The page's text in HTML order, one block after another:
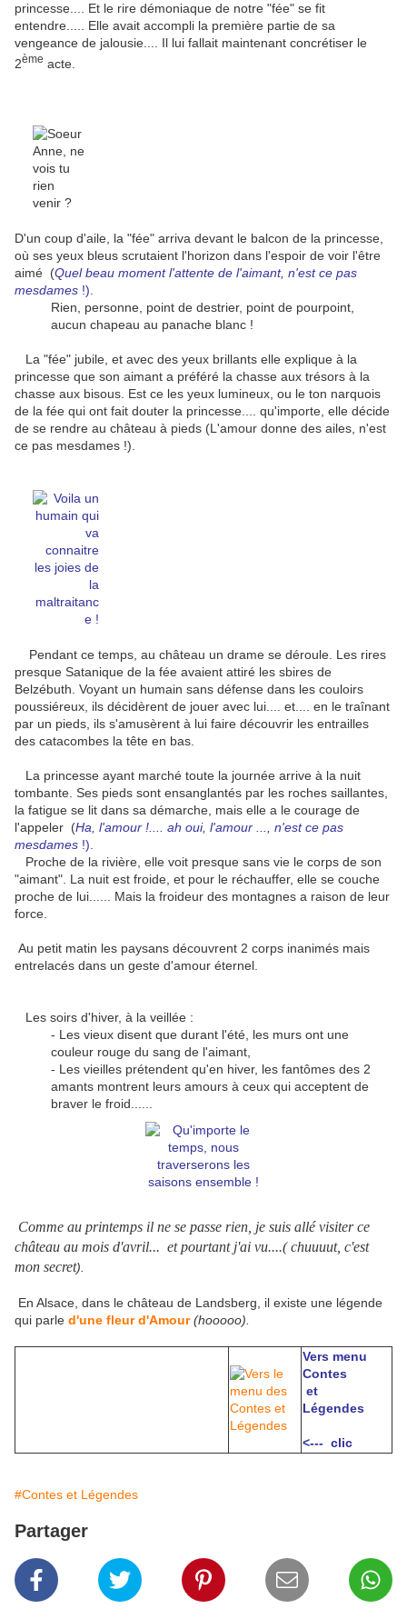
princesse.... Et le rire démoniaque de notre "fée" se fit
entendre..... Elle avait accompli la première partie de sa
vengeance de jalousie.... Il lui fallait maintenant concrétiser le
2ème acte.
D'un coup d'aile, la "fée" arriva devant le balcon de la princesse,
où ses yeux bleus scrutaient l'horizon dans l'espoir de voir l'être
aimé (Quel beau moment l'attente de l'aimant, n'est ce pas
mesdames !).
Rien, personne, point de destrier, point de pourpoint,
aucun chapeau au panache blanc !
La "fée" jubile, et avec des yeux brillants elle explique à la
princesse que son aimant a préféré la chasse aux trésors à la
chasse aux bisous. Est ce les yeux lumineux, ou le ton narquois
de la fée qui ont fait douter la princesse.... qu'importe, elle décide
de se rendre au château à pieds (L'amour donne des ailes, n'est
ce pas mesdames !).
Pendant ce temps, au château un drame se déroule. Les rires
presque Satanique de la fée avaient attiré les sbires de
Belzébuth. Voyant un humain sans défense dans les couloirs
poussiéreux, ils décidèrent de jouer avec lui.... et.... en le traînant
par un pieds, ils s'amusèrent à lui faire découvrir les entrailles
des catacombes la tête en bas.
La princesse ayant marché toute la journée arrive à la nuit
tombante. Ses pieds sont ensanglantés par les roches saillantes,
la fatigue se lit dans sa démarche, mais elle a le courage de
l'appeler (Ha, l'amour !.... ah oui, l'amour ..., n'est ce pas
mesdames !).
Proche de la rivière, elle voit presque sans vie le corps de son
"aimant". La nuit est froide, et pour le réchauffer, elle se couche
proche de lui...... Mais la froideur des montagnes a raison de leur
force.
Au petit matin les paysans découvrent 2 corps inanimés mais
entrelacés dans un geste d'amour éternel.
Les soirs d'hiver, à la veillée :
- Les vieux disent que durant l'été, les murs ont une
couleur rouge du sang de l'aimant,
- Les vieilles prétendent qu'en hiver, les fantômes des 2
amants montrent leurs amours à ceux qui acceptent de
braver le froid......
Comme au printemps il ne se passe rien, je suis allé visiter ce
château au mois d'avril... et pourtant j'ai vu....( chuuuut, c'est
mon secret).
En Alsace, dans le château de Landsberg, il existe une légende
qui parle d'une fleur d'Amour (hooooo).
Vers menu
Contes
et
Légendes
<--- clic
#Contes et Légendes
Partager